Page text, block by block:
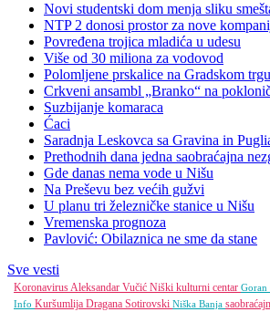
Novi studentski dom menja sliku
NTP 2 donosi prostor za nove
Povređena trojica mladića u udesu
Više od 30 miliona za vodovod
Polomljene prskalice na Gradskom trgu
Crkveni ansambl „Branko“ na
Suzbijanje komaraca
Ćaci
Saradnja Leskovca sa Gravina in
Prethodnih dana jedna saobraćajna
Gde danas nema vode u Nišu
Na Preševu bez većih gužvi
U planu tri železničke stanice u Nišu
Vremenska prognoza
Pavlović: Obilaznica ne sme da stane
Sve vesti
KoronavirusAleksandar Vučić Niški kulturni centar Goran
Info Kuršumlija Dragana Sotirovski Niška Banja